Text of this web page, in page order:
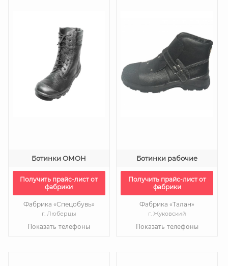
Ботинки ОМОН
Получить прайс-лист от
фабрики
Фабрика «Спецобувь»
г. Люберцы
Показать телефоны
Ботинки рабочие
Получить прайс-лист от
фабрики
Фабрика «Талан»
г. Жуковский
Показать телефоны